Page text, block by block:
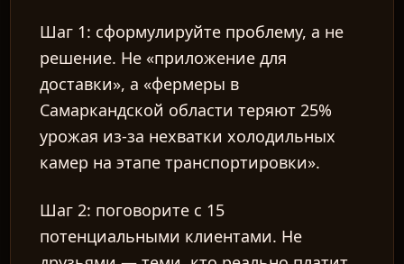
Шаг 1: сформулируйте проблему, а не
решение. Не «приложение для
доставки», а «фермеры в
Самаркандской области теряют 25%
урожая из-за нехватки холодильных
камер на этапе транспортировки».
Шаг 2: поговорите с 15
потенциальными клиентами. Не